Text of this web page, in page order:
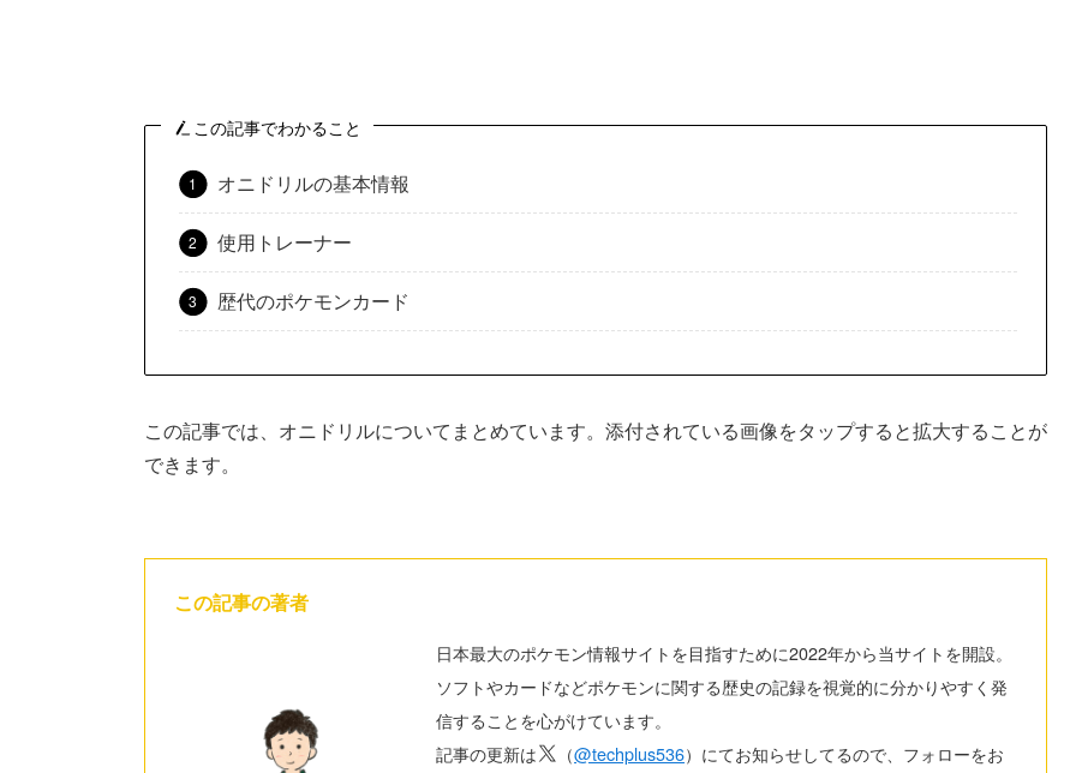
この記事でわかること
オニドリルの基本情報
使用トレーナー
歴代のポケモンカード
この記事では、オニドリルについてまとめています。添付されている画像をタップすると拡大することが
できます。
この記事の著者
日本最大のポケモン情報サイトを目指すために2022年から当サイトを開設。
ソフトやカードなどポケモンに関する歴史の記録を視覚的に分かりやすく発
信することを心がけています。
記事の更新は
（@techplus536）にてお知らせしてるので、フォローをお